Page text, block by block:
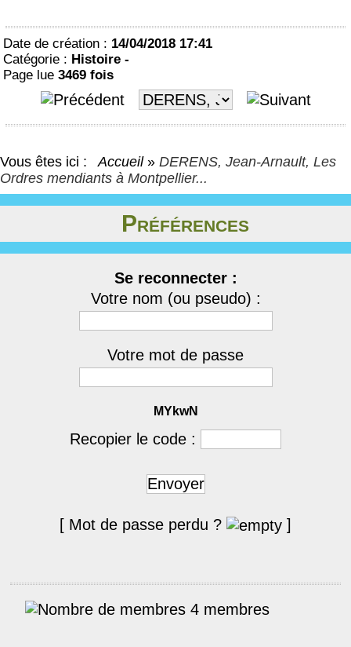
Date de création : 14/04/2018 17:41
Catégorie : Histoire -
Page lue 3469 fois
Vous êtes ici : Accueil » DERENS, Jean-Arnault, Les
Ordres mendiants à Montpellier...
Préférences
Se reconnecter :
Votre nom (ou pseudo) :
Votre mot de passe
MYkwN
Recopier le code :
Envoyer
[ Mot de passe perdu ? ]
4 membres